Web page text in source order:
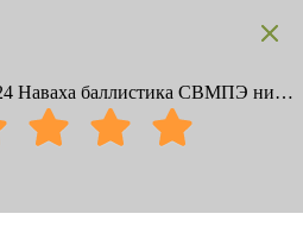
Сидушка А-24 Наваха баллистика СВМПЭ нижний пакет